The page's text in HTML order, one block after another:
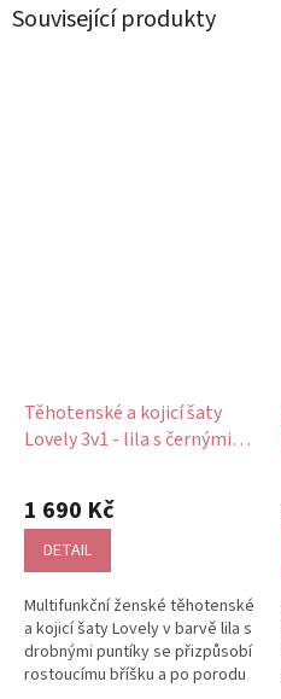
Související produkty
Těhotenské a kojicí šaty
Lovely 3v1 - lila s černými
1 690 Kč
DETAIL
Multifunkční ženské těhotenské
a kojicí šaty Lovely v barvě lila s
drobnými puntíky se přizpůsobí
rostoucímu bříšku a po porodu